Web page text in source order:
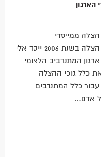
הארגון
ממייסדי
ארגון המתנדבים הלאומי - איחוד הצלה בשנת 2006 ייסד אלי
המתנדבים הלאומי
כלל גופי ההצלה
עבור כלל המתנדבים
אדם…